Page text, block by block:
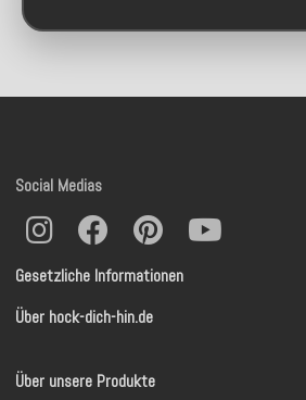
Gesetzliche Informationen
Über hock-dich-hin.de
Über unsere Produkte
Social Medias